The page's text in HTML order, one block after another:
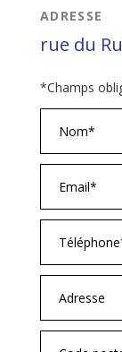
ADRESSE
rue du
*Champs